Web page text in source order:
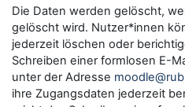
Die Daten werden gelöscht,
gelöscht wird. Nutzer*innen
jederzeit löschen oder
Schreiben einer formlosen E-
unter der Adresse
ihre Zugangsdaten jederzeit